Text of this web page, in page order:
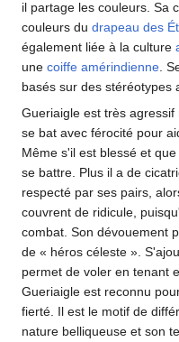
il partage les couleurs. Sa
couleurs du drapeau des
également liée à la culture
une coiffe amérindienne .
basés sur des stéréotypes
Gueriaigle est très
se bat avec férocité pour
Même s'il est blessé et
se battre. Plus il a de
respecté par ses pairs,
couvrent de ridicule,
combat. Son dévouement
de « héros céleste ».
permet de voler en tenant
Gueriaigle est reconnu
fierté. Il est le motif de
nature belliqueuse et son